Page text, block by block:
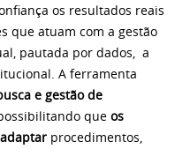
os resultados reais
que atuam com a gestão
pautada por dados, a
A ferramenta
e gestão de
que os
procedimentos,